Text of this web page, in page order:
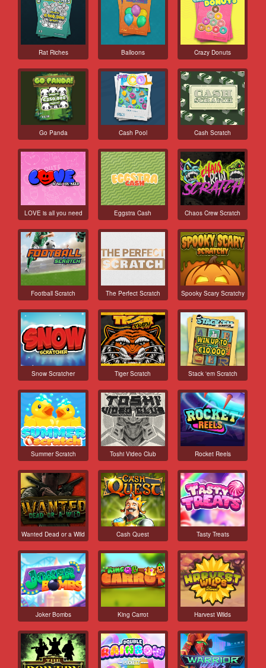
Rat Riches Balloons Crazy Donuts
Go Panda Cash Pool Cash Scratch
LOVE is all you need Eggstra Cash Chaos Crew Scratch
Football Scratch The Perfect Scratch Spooky Scary Scratchy
Snow Scratcher Tiger Scratch Stack 'em Scratch
Summer Scratch Toshi Video Club Rocket Reels
Wanted Dead or a Wild Cash Quest Tasty Treats
Joker Bombs King Carrot Harvest Wilds